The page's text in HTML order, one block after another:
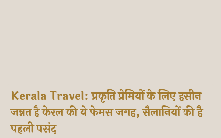
Kerala Travel: प्रकृति प्रेमियों के लिए हसीन
जन्नत है केरल की ये फेमस जगह, सैलानियों की है
पहली पसंद